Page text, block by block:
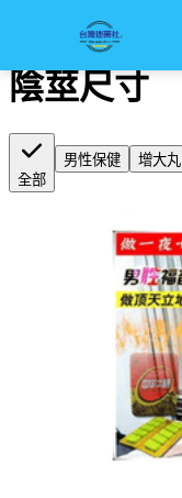
陰莖尺寸
陰莖尺寸
全部
男性保健 增大丸